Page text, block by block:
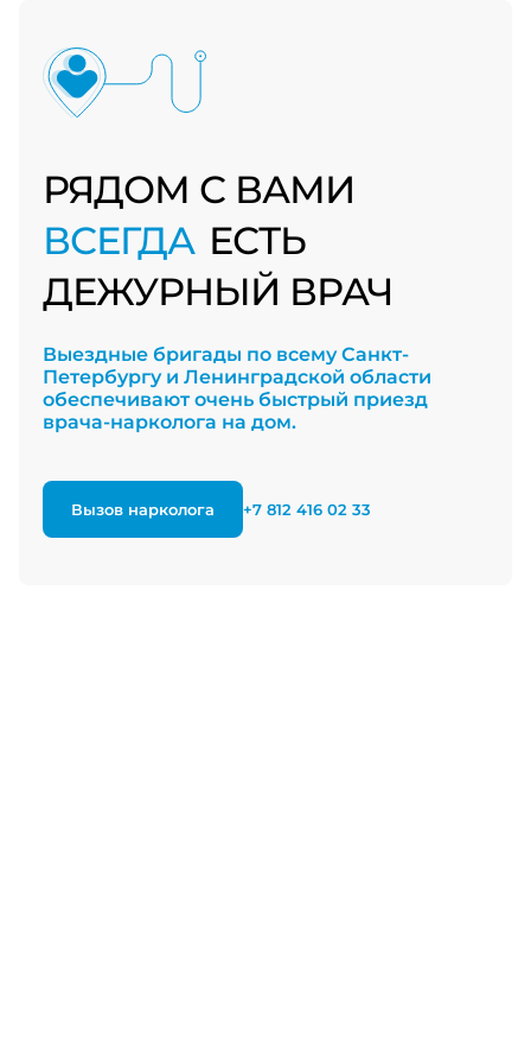
РЯДОМ С ВАМИ
ВСЕГДА ЕСТЬ
ДЕЖУРНЫЙ ВРАЧ
Выездные бригады по всему Санкт-
Петербургу и Ленинградской области
обеспечивают очень быстрый приезд
врача-нарколога на дом.
Вызов нарколога +7 812 416 02 33